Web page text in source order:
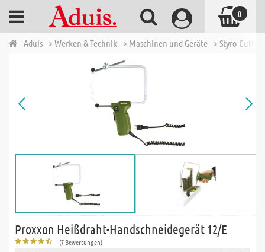
Aduis > Werken & Technik > Maschinen und Geräte > Styro-Cutter
Proxxon Heißdraht-Handschneidegerät 12/E
(7 Bewertungen)
0